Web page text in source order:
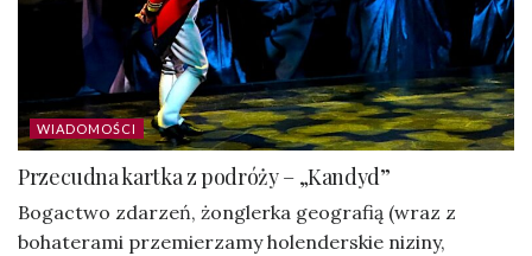
WIADOMOŚCI
Przecudna kartka z podróży – „Kandyd”
Bogactwo zdarzeń, żonglerka geografią (wraz z
bohaterami przemierzamy holenderskie niziny,